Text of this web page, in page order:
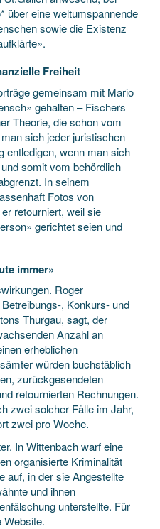
über eine weltumspannende
sowie die Existenz
Freiheit
gemeinsam mit Mario
gehalten – Fischers
Theorie, die schon vom
sich jeder juristischen
entledigen, wenn man sich
somit vom behördlich
In seinem
Fotos von
retourniert, weil sie
gerichtet seien und
immer»
Roger
, Konkurs- und
Thurgau, sagt, der
Anzahl an
erheblichen
würden buchstäblich
zurückgesendeten
retournierten Rechnungen.
zwei solcher Fälle im Jahr,
zwei pro Woche.
In Wittenbach warf eine
organisierte Kriminalität
auf, in der sie Angestellte
und ihnen
unterstellte. Für
Website.